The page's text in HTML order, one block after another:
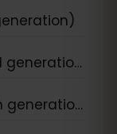
Apple iPad Pro 12.9-inch (3rd generation)
Apple iPad Pro 12.9-inch (4th generation)